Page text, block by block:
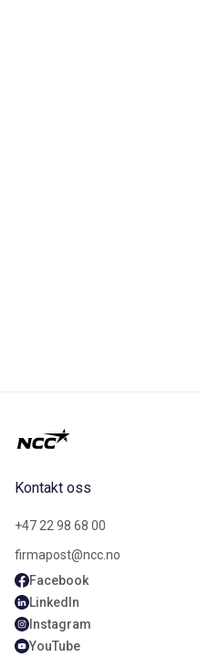
Kontakt oss
+47 22 98 68 00
firmapost@ncc.no
Facebook
LinkedIn
Instagram
YouTube